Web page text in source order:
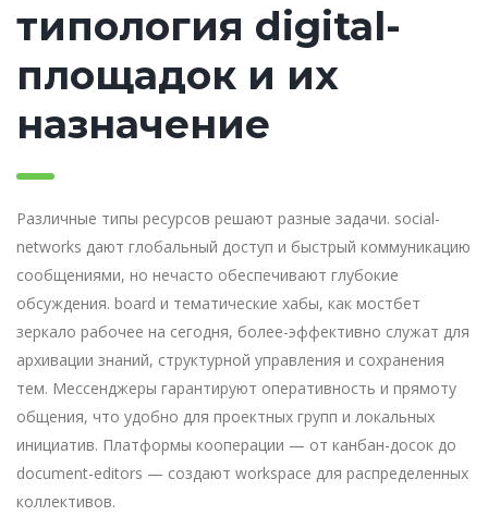
типология digital-
площадок и их
назначение
Различные типы ресурсов решают разные задачи. social-
networks дают глобальный доступ и быстрый коммуникацию
сообщениями, но нечасто обеспечивают глубокие
обсуждения. board и тематические хабы, как мостбет
зеркало рабочее на сегодня, более-эффективно служат для
архивации знаний, структурной управления и сохранения
тем. Мессенджеры гарантируют оперативность и прямоту
общения, что удобно для проектных групп и локальных
инициатив. Платформы кооперации — от канбан-досок до
document-editors — создают workspace для распределенных
коллективов.